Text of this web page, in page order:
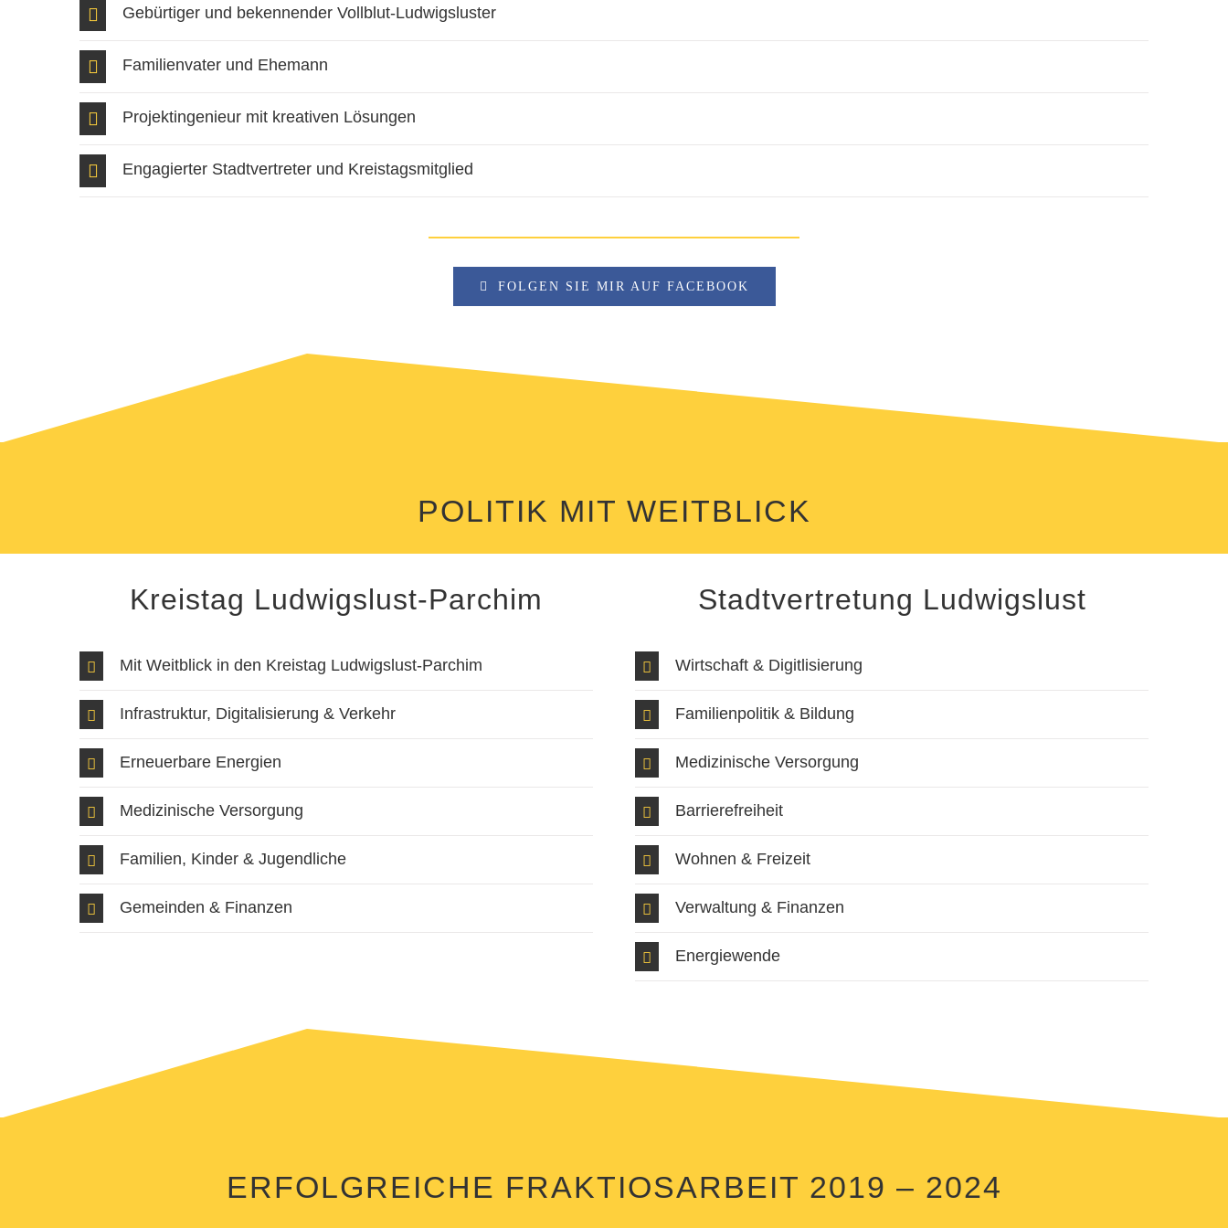
Gebürtiger und bekennender Vollblut-Ludwigsluster
Familienvater und Ehemann
Projektingenieur mit kreativen Lösungen
Engagierter Stadtvertreter und Kreistagsmitglied
FOLGEN SIE MIR AUF FACEBOOK
POLITIK MIT WEITBLICK
Kreistag Ludwigslust-Parchim
Mit Weitblick in den Kreistag Ludwigslust-Parchim
Infrastruktur, Digitalisierung & Verkehr
Erneuerbare Energien
Medizinische Versorgung
Familien, Kinder & Jugendliche
Gemeinden & Finanzen
Stadtvertretung Ludwigslust
Wirtschaft & Digitlisierung
Familienpolitik & Bildung
Medizinische Versorgung
Barrierefreiheit
Wohnen & Freizeit
Verwaltung & Finanzen
Energiewende
ERFOLGREICHE FRAKTIOSARBEIT 2019 – 2024